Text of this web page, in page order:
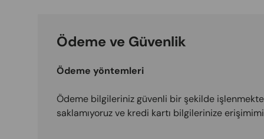
Ödeme ve Güvenlik
Ödeme yöntemleri
Ödeme bilgileriniz güvenli bir şekilde
saklamıyoruz ve kredi kartı bilgilerinize